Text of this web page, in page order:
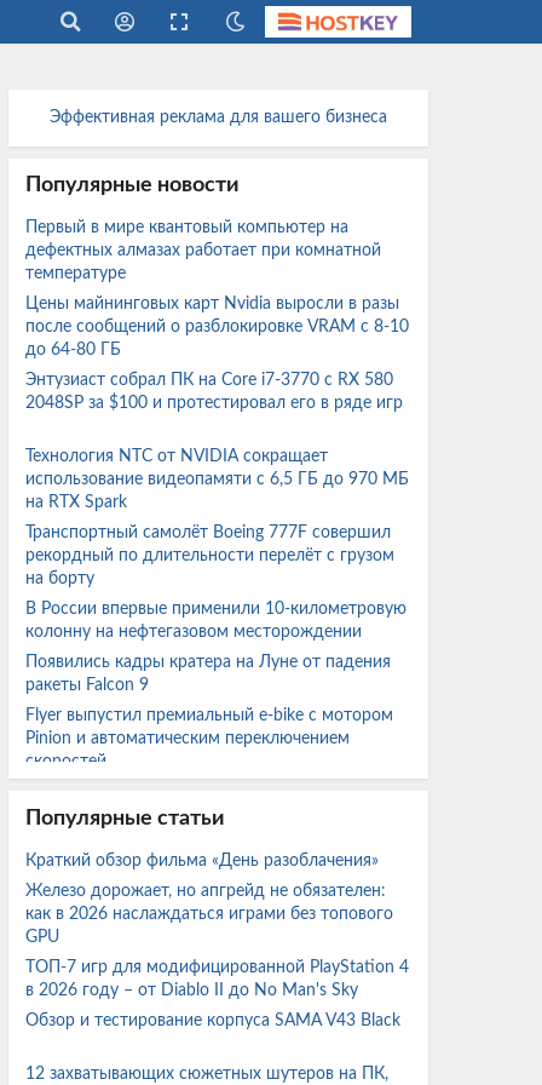
Эффективная реклама для вашего бизнеса
Популярные новости
Первый в мире квантовый компьютер на
дефектных алмазах работает при комнатной
температуре
Цены майнинговых карт Nvidia выросли в разы
после сообщений о разблокировке VRAM с 8-10
до 64-80 ГБ
Энтузиаст собрал ПК на Core i7-3770 с RX 580
2048SP за $100 и протестировал его в ряде игр
Технология NTC от NVIDIA сокращает
использование видеопамяти с 6,5 ГБ до 970 МБ
на RTX Spark
Транспортный самолёт Boeing 777F совершил
рекордный по длительности перелёт с грузом
на борту
В России впервые применили 10-километровую
колонну на нефтегазовом месторождении
Появились кадры кратера на Луне от падения
ракеты Falcon 9
Flyer выпустил премиальный e-bike с мотором
Pinion и автоматическим переключением
скоростей
видеокарт Nvidia от GTX 1650 и RTX 2060 до
Radeon RX 7800 XT и RX 7600 протестировали с
FSR 4.1 в актуальных играх и сравнили с FSR 3.1
Новое устройство от OpenAI с ИИ стоимостью
более $300 долларов будет размером с
хоккейную шайбу
Эстония снова продвигает проект тоннеля под
Хельсинки
Популярные статьи
Краткий обзор фильма «День разоблачения»
Железо дорожает, но апгрейд не обязателен:
как в 2026 наслаждаться играми без топового
GPU
ТОП-7 игр для модифицированной PlayStation 4
в 2026 году – от Diablo II до No Man's Sky
Обзор и тестирование корпуса SAMA V43 Black
12 захватывающих сюжетных шутеров на ПК,